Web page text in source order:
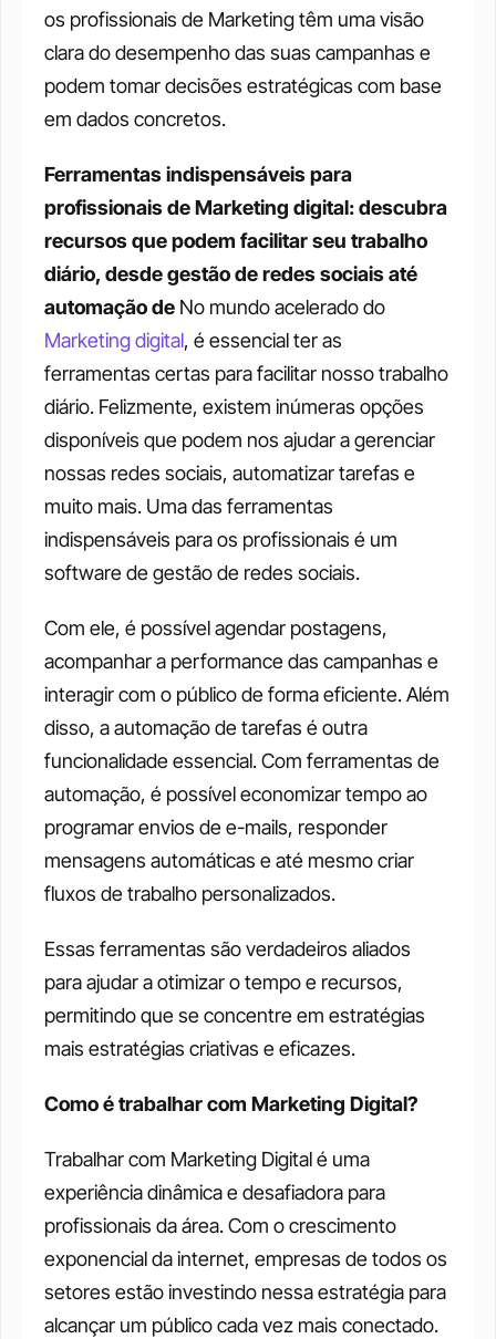
os profissionais de Marketing têm uma visão
clara do desempenho das suas campanhas e
podem tomar decisões estratégicas com base
em dados concretos.
Ferramentas indispensáveis para
profissionais de Marketing digital: descubra
recursos que podem facilitar seu trabalho
diário, desde gestão de redes sociais até
automação de
Marketing digital, é essencial ter as
ferramentas certas para facilitar nosso trabalho
diário. Felizmente, existem inúmeras opções
disponíveis que podem nos ajudar a gerenciar
nossas redes sociais, automatizar tarefas e
muito mais. Uma das ferramentas
indispensáveis para os profissionais é um
software de gestão de redes sociais.
Com ele, é possível agendar postagens,
acompanhar a performance das campanhas e
interagir com o público de forma eficiente. Além
disso, a automação de tarefas é outra
funcionalidade essencial. Com ferramentas de
automação, é possível economizar tempo ao
programar envios de e-mails, responder
mensagens automáticas e até mesmo criar
fluxos de trabalho personalizados.
Essas ferramentas são verdadeiros aliados
para ajudar a otimizar o tempo e recursos,
permitindo que se concentre em estratégias
mais estratégias criativas e eficazes.
Como é trabalhar com Marketing Digital?
Trabalhar com Marketing Digital é uma
experiência dinâmica e desafiadora para
profissionais da área. Com o crescimento
exponencial da internet, empresas de todos os
setores estão investindo nessa estratégia para
alcançar um público cada vez mais conectado.